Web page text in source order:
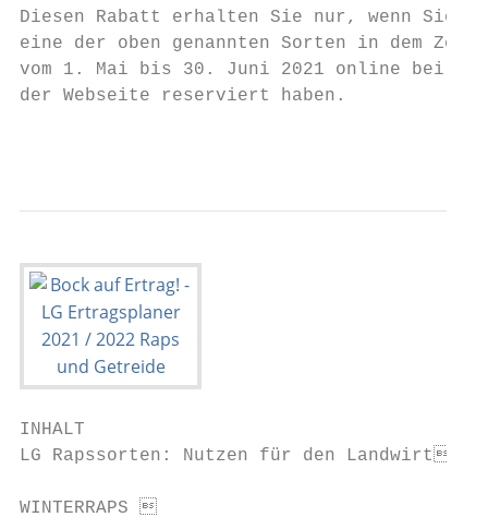
Diesen Rabatt erhalten Sie nur, wenn Sie
eine der oben genannten Sorten in dem
vom 1. Mai bis 30. Juni 2021 online
der Webseite reserviert haben.
INHALT
LG Rapssorten: Nutzen für den
WINTERRAPS 